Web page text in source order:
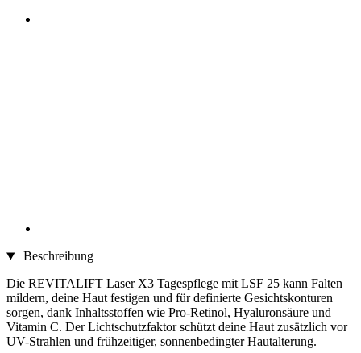
Beschreibung
Die REVITALIFT Laser X3 Tagespflege mit LSF 25 kann Falten
mildern, deine Haut festigen und für definierte Gesichtskonturen
sorgen, dank Inhaltsstoffen wie Pro-Retinol, Hyaluronsäure und
Vitamin C. Der Lichtschutzfaktor schützt deine Haut zusätzlich vor
UV-Strahlen und frühzeitiger, sonnenbedingter Hautalterung.